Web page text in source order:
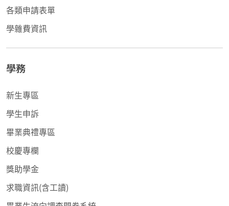
各類申請表單
學雜費資訊
學務
新生專區
學生申訴
畢業典禮專區
校慶專欄
獎助學金
求職資訊(含工讀)